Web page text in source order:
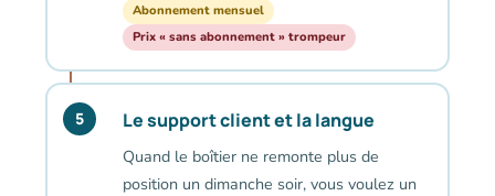
Abonnement mensuel
Prix « sans abonnement » trompeur
5 Le support client et la langue
Quand le boîtier ne remonte plus de
position un dimanche soir, vous voulez un